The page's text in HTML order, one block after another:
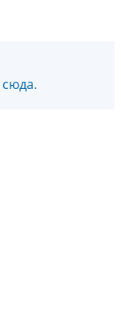
сюда.